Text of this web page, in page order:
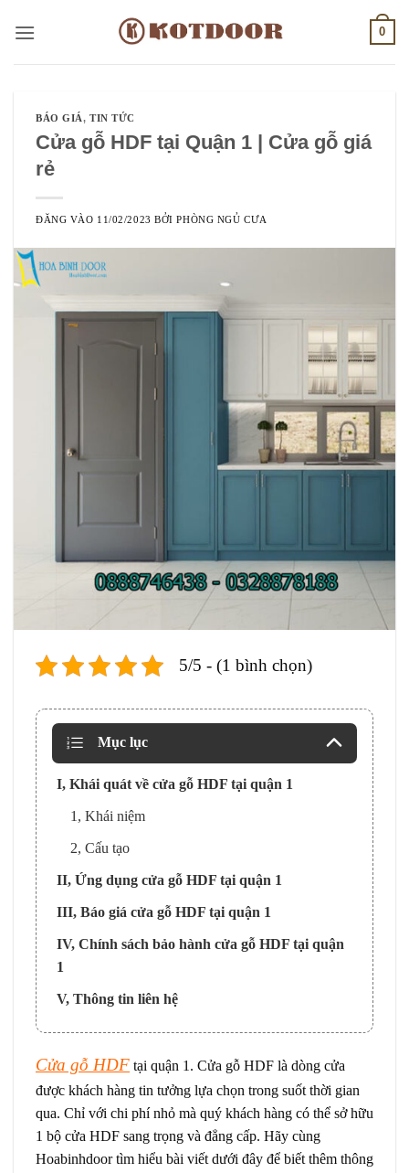
qua
0
BÁO GIÁ,TIN TỨC
Cửa gỗ HDF tại Quận 1 | Cửa gỗ giá
rẻ
ĐĂNG VÀO 11/02/2023 BỞIPHÒNG NGỦ CƯA
5/5 - (1 bình chọn)
Mục lục
I, Khái quát về cửa gỗ HDF tại quận 1
1, Khái niệm
2, Cấu tạo
II, Ứng dụng cửa gỗ HDF tại quận 1
III, Báo giá cửa gỗ HDF tại quận 1
IV, Chính sách bảo hành cửa gỗ HDF tại quận
1
V, Thông tin liên hệ
Cửa gỗ HDF tại quận 1. Cửa gỗ HDF là dòng cửa
được khách hàng tin tưởng lựa chọn trong suốt thời gian
qua. Chỉ với chi phí nhỏ mà quý khách hàng có thể sở hữu
1 bộ cửa HDF sang trọng và đẳng cấp. Hãy cùng
Hoabinhdoor tìm hiểu bài viết dưới đây để biết thêm thông